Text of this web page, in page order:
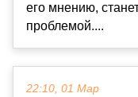
его мнению,
проблемой....
22:10, 01 Мар